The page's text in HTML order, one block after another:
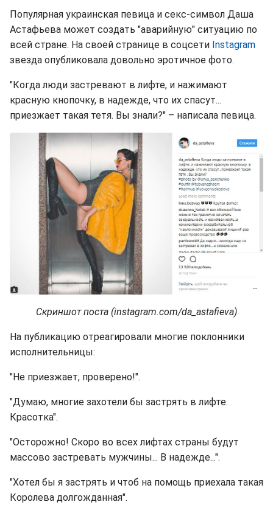
Популярная украинская певица и секс-символ Даша
Астафьева может создать "аварийную" ситуацию по
всей стране. На своей странице в соцсети Instagram
звезда опубликовала довольно эротичное фото.
"Когда люди застревают в лифте, и нажимают
красную кнопочку, в надежде, что их спасут...
приезжает такая тетя. Вы знали?" – написала певица.
Скриншот поста (instagram.com/da_astafieva)
На публикацию отреагировали многие поклонники
исполнительницы:
"Не приезжает, проверено!".
"Думаю, многие захотели бы застрять в лифте.
Красотка".
"Осторожно! Скоро во всех лифтах страны будут
массово застревать мужчины... В надежде...".
"Хотел бы я застрять и чтоб на помощь приехала такая
Королева долгожданная".